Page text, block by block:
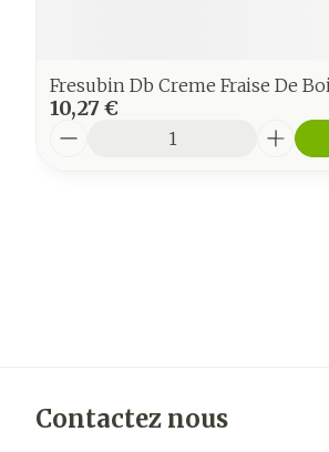
Fresubin Db Creme Fraise De
10,27 €
Contactez nous